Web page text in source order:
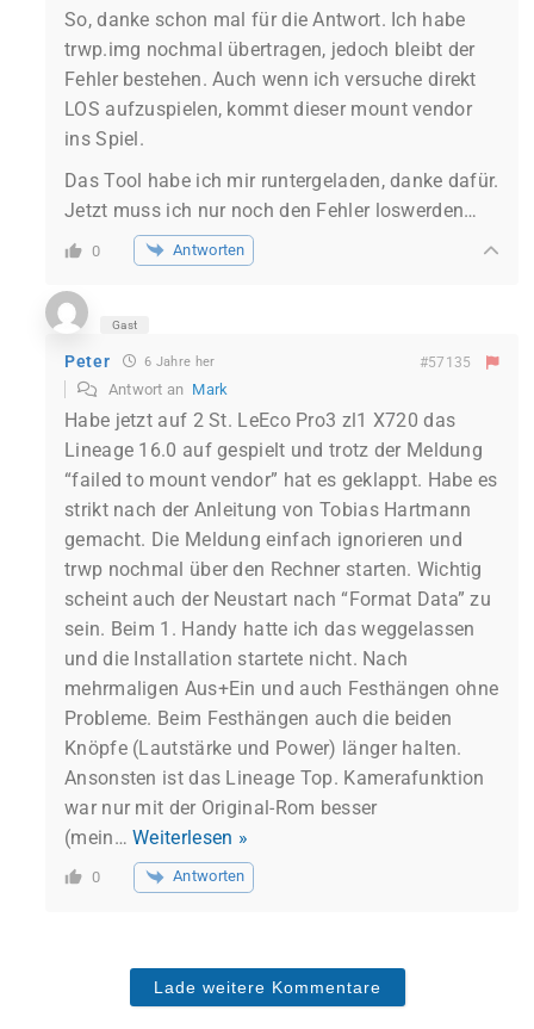
So, danke schon mal für die Antwort. Ich habe
trwp.img nochmal übertragen, jedoch bleibt der
Fehler bestehen. Auch wenn ich versuche direkt
LOS aufzuspielen, kommt dieser mount vendor
ins Spiel.
Das Tool habe ich mir runtergeladen, danke dafür.
Jetzt muss ich nur noch den Fehler loswerden…
0 Antworten
Gast
Peter 6 Jahre her #57135
Antwort an Mark
Habe jetzt auf 2 St. LeEco Pro3 zl1 X720 das
Lineage 16.0 auf gespielt und trotz der Meldung
“failed to mount vendor” hat es geklappt. Habe es
strikt nach der Anleitung von Tobias Hartmann
gemacht. Die Meldung einfach ignorieren und
trwp nochmal über den Rechner starten. Wichtig
scheint auch der Neustart nach “Format Data” zu
sein. Beim 1. Handy hatte ich das weggelassen
und die Installation startete nicht. Nach
mehrmaligen Aus+Ein und auch Festhängen ohne
Probleme. Beim Festhängen auch die beiden
Knöpfe (Lautstärke und Power) länger halten.
Ansonsten ist das Lineage Top. Kamerafunktion
war nur mit der Original-Rom besser
(mein…Weiterlesen »
0 Antworten
Lade weitere Kommentare